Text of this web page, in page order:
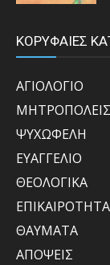
ΚΟΡΥΦΑΙΕΣ
ΑΓΙΟΛΟΓΙΟ
ΜΗΤΡΟΠΟΛΕΙΣ
ΨΥΧΩΦΕΛΗ
ΕΥΑΓΓΕΛΙΟ
ΘΕΟΛΟΓΙΚΑ
ΕΠΙΚΑΙΡΟΤΗΤΑ
ΘΑΥΜΑΤΑ
ΑΠΟΨΕΙΣ